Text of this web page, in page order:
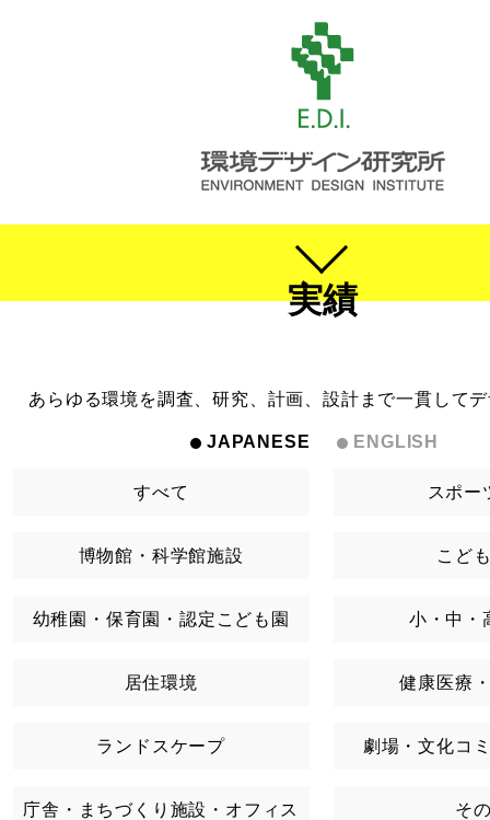
実績
あらゆる環境を調査、研究、計画、設計まで一貫して
JAPANESE ENGLISH
すべて スポー
博物館・科学館施設 こど
幼稚園・保育園・認定こども園 小・中・
居住環境 健康医療
ランドスケープ 劇場・文化コ
庁舎・まちづくり施設・オフィス そ